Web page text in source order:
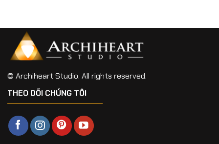
© Archiheart Studio. All rights reserved.
THEO DÕI CHÚNG TÔI